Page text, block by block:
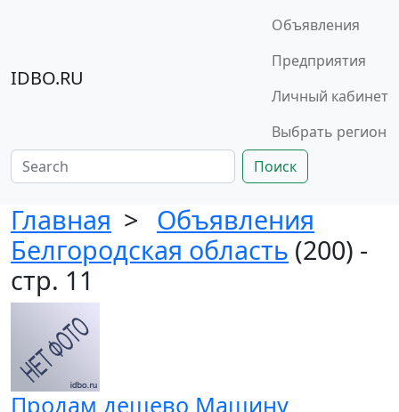
IDBO.RU
Объявления
Предприятия
Личный кабинет
Выбрать регион
Поиск
Главная > Объявления
Белгородская область (200) -
стр. 11
Продам дешево Машину